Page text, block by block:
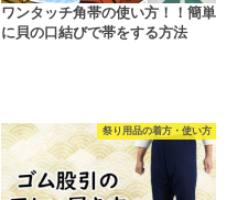
ワンタッチ角帯の使い方！！簡単
に貝の口結びで帯をする方法
祭り用品の着方・使い方